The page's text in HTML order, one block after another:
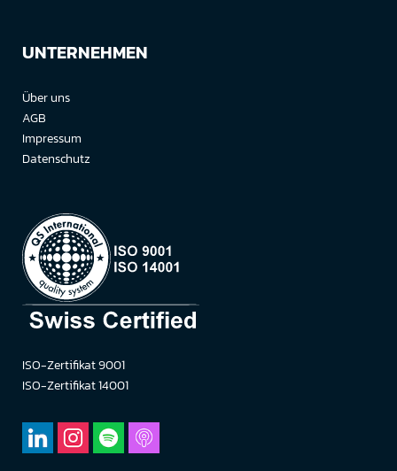
UNTERNEHMEN
Über uns
AGB
Impressum
Datenschutz
ISO-Zertifikat 9001
ISO-Zertifikat 14001